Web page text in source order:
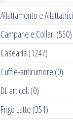
Allattamento e Allattatrici
Campane e Collari (550)
Casearia (1247)
Cuffie-antirumore (0)
DL articoli (0)
Frigo Latte (351)